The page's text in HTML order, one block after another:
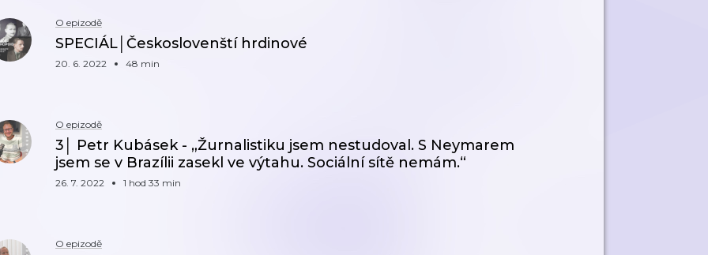
O epizodě
SPECIÁL│Českoslovenští hrdinové
20. 6. 2022 48 min
O epizodě
3│ Petr Kubásek - „Žurnalistiku jsem nestudoval. S Neymarem
jsem se v Brazílii zasekl ve výtahu. Sociální sítě nemám.“
26. 7. 2022 1 hod 33 min
O epizodě